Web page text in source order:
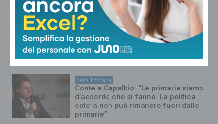
dalla Toscana
Renzi in Versiliana: “Il problema non
sono le primarie. Ma Meloni che
vuole andare al Quirinale con
Vannacci premier e Salvini al
Viminale”
dalla Toscana
Conte a Capalbio: “Le primarie siamo
d’accordo che si fanno. La politica
estera non può rimanere fuori dalle
primarie”